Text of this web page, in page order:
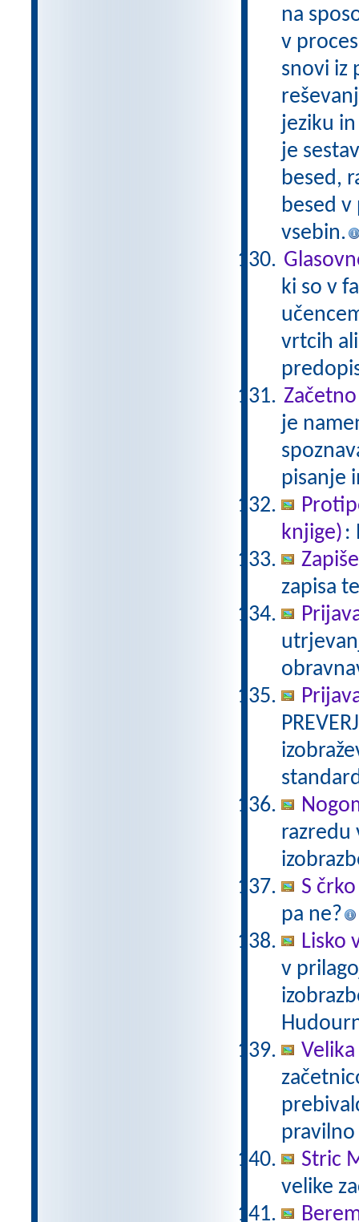
na
v
snovi iz
jeziku
je
besed,
besed
vsebin.
ki so v
vrtcih
je
pisanje
knjige) :
zapisa
razredu
S
pa ne?
Lisko
v
Stric
velike